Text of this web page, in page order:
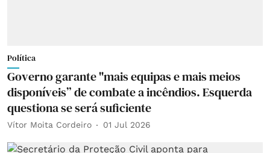
Política
Governo garante "mais equipas e mais meios
disponíveis” de combate a incêndios. Esquerda
questiona se será suficiente
Vítor Moita Cordeiro 01 Jul 2026